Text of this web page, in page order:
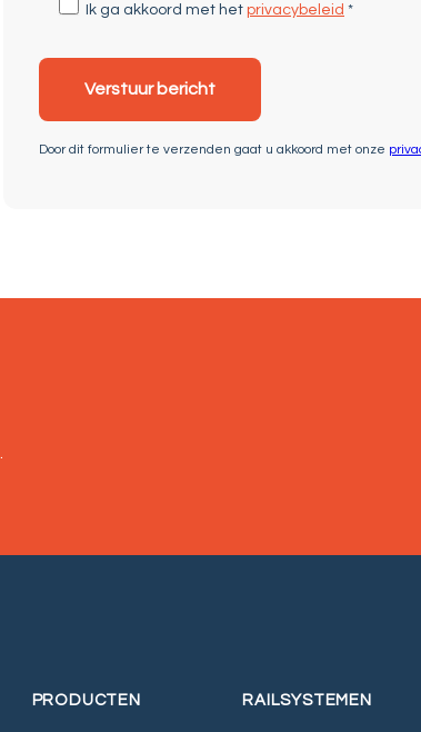
Ik ga akkoord met het privacybeleid *
Door dit formulier te verzenden gaat u akkoord met onze
PRODUCTEN RAILSYSTEMEN